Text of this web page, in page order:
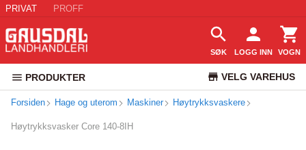
PRIVAT PROFF
SØK LOGG INN VOGN
PRODUKTER VELG VAREHUS
KUNDESERVICE
Forsiden Hage og uterom Maskiner Høytrykksvaskere
Høytrykksvasker Core 140-8IH